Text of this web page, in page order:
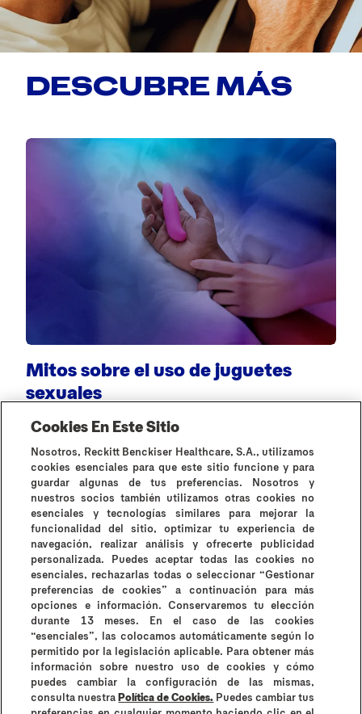
DESCUBRE MÁS
Mitos sobre el uso de juguetes
sexuales
Todos los artículos
¿Por qué Durex? Historia de DurexContáctanos
Preguntas frecuentes
Contraindicaciones e información de uso
Términos y condiciones
Cookies En Este Sitio
Nosotros, Reckitt Benckiser Healthcare, S.A., utilizamos
cookies esenciales para que este sitio funcione y para
guardar algunas de tus preferencias. Nosotros y
nuestros socios también utilizamos otras cookies no
esenciales y tecnologías similares para mejorar la
funcionalidad del sitio, optimizar tu experiencia de
navegación, realizar análisis y ofrecerte publicidad
personalizada. Puedes aceptar todas las cookies no
esenciales, rechazarlas todas o seleccionar “Gestionar
preferencias de cookies” a continuación para más
opciones e información. Conservaremos tu elección
durante 13 meses. En el caso de las cookies
“esenciales”, las colocamos automáticamente según lo
permitido por la legislación aplicable. Para obtener más
información sobre nuestro uso de cookies y cómo
puedes cambiar la configuración de las mismas,
consulta nuestraPolítica de Cookies. Puedes cambiar tus